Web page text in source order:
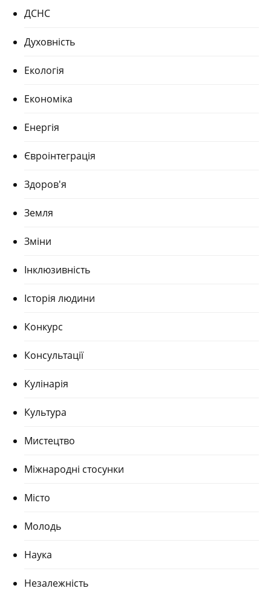
ДСНС
Духовність
Екологія
Економіка
Енергія
Євроінтеграція
Здоров'я
Земля
Зміни
Інклюзивність
Історія людини
Конкурс
Консультації
Кулінарія
Культура
Мистецтво
Міжнародні стосунки
Місто
Молодь
Наука
Незалежність